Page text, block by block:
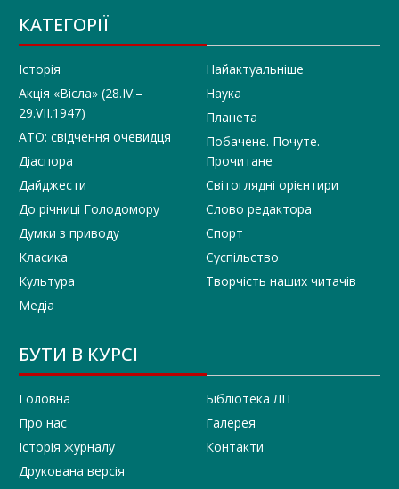
КАТЕГОРІЇ
Історія
Акція «Вісла» (28.IV.–
29.VII.1947)
АТО: свідчення очевидця
Діаспора
Дайджести
До річниці Голодомору
Думки з приводу
Класика
Культура
Медіа
Найактуальніше
Наука
Планета
Побачене. Почуте.
Прочитане
Світоглядні орієнтири
Слово редактора
Спорт
Суспільство
Творчість наших читачів
БУТИ В КУРСІ
Головна
Про нас
Історія журналу
Друкована версія
Бібліотека ЛП
Галерея
Контакти